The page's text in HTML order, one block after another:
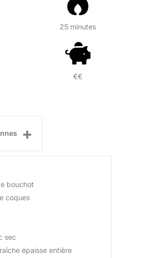
25 minutes
€€
+
bouchot
coques
sec
épaisse entière